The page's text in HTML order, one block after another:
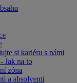
si kariéru s námi
Jak na to
zóna
a absolventi